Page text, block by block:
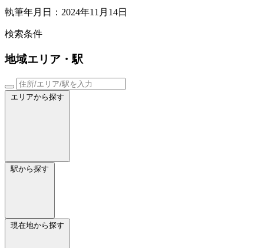
執筆年月日：2024年11月14日
検索条件
地域エリア・駅
エリアから探す
駅から探す
現在地から探す